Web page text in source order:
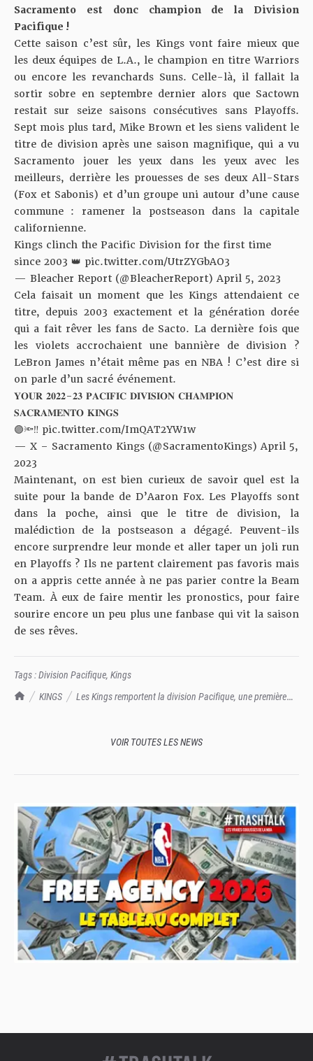
TrashTalk Actu NBA
KINGS
Les Kings remportent la division Pacifique, une première
Sacramento est donc champion de la Division
Pacifique !
Cette saison c’est sûr, les Kings vont faire mieux que
les deux équipes de L.A., le champion en titre Warriors
ou encore les revanchards Suns. Celle-là, il fallait la
sortir sobre en septembre dernier alors que Sactown
restait sur seize saisons consécutives sans Playoffs.
Sept mois plus tard, Mike Brown et les siens valident le
titre de division après une saison magnifique, qui a vu
Sacramento jouer les yeux dans les yeux avec les
meilleurs, derrière les prouesses de ses deux All-Stars
(Fox et Sabonis) et d’un groupe uni autour d’une cause
commune : ramener la postseason dans la capitale
californienne.
Kings clinch the Pacific Division for the first time
since 2003 👑 pic.twitter.com/UtrZYGbAO3
— Bleacher Report (@BleacherReport) April 5, 2023
Cela faisait un moment que les Kings attendaient ce
titre, depuis 2003 exactement et la génération dorée
qui a fait rêver les fans de Sacto. La dernière fois que
les violets accrochaient une bannière de division ?
LeBron James n’était même pas en NBA ! C’est dire si
on parle d’un sacré événement.
𝐘𝐎𝐔𝐑 𝟐𝟎𝟐𝟐-𝟐𝟑 𝐏𝐀𝐂𝐈𝐅𝐈𝐂 𝐃𝐈𝐕𝐈𝐒𝐈𝐎𝐍 𝐂𝐇𝐀𝐌𝐏𝐈𝐎𝐍
𝐒𝐀𝐂𝐑𝐀𝐌𝐄𝐍𝐓𝐎 𝐊𝐈𝐍𝐆𝐒
🟣🔦‼️ pic.twitter.com/ImQAT2YW1w
— X – Sacramento Kings (@SacramentoKings) April 5,
2023
Maintenant, on est bien curieux de savoir quel est la
suite pour la bande de D’Aaron Fox. Les Playoffs sont
dans la poche, ainsi que le titre de division, la
malédiction de la postseason a dégagé. Peuvent-ils
encore surprendre leur monde et aller taper un joli run
en Playoffs ? Ils ne partent clairement pas favoris mais
on a appris cette année à ne pas parier contre la Beam
Team. À eux de faire mentir les pronostics, pour faire
sourire encore un peu plus une fanbase qui vit la saison
de ses rêves.
Tags :Division Pacifique, Kings
VOIR TOUTES LES NEWS